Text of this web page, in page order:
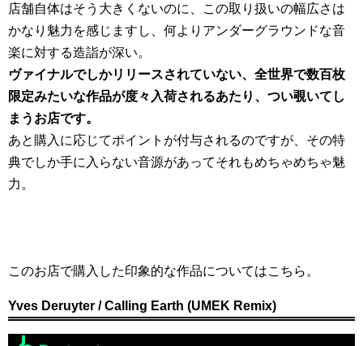
店舗自体はそう大きくないのに、この取り扱いの幅広さは
かなり魅力を感じますし、何よりアンダーグラウンドな音
楽に対する造詣が深い。
ヴァイナルでしかリリースされていない、全世界で数百枚
限定みたいな作品が度々入荷されるあたり、つい覗いてし
まうお店です。
あと購入に応じてポイントが付与されるのですが、その特
典でしか手に入らない音源があってそれもめちゃめちゃ魅
力。
このお店で購入した印象的な作品についてはこちら。
Yves Deruyter / Calling Earth (UMEK Remix)